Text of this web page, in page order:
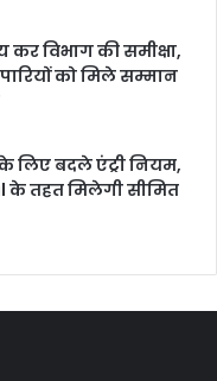
कर विभाग की समीक्षा,
को मिले सम्मान
लिए बदले एंट्री नियम,
के तहत मिलेगी सीमित